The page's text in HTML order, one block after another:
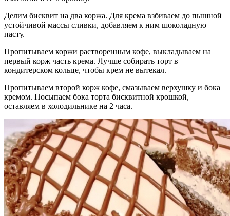
Делим бисквит на два коржа. Для крема взбиваем до пышной
устойчивой массы сливки, добавляем к ним шоколадную
пасту.
Пропитываем коржи растворенным кофе, выкладываем на
первый корж часть крема. Лучше собирать торт в
кондитерском кольце, чтобы крем не вытекал.
Пропитываем второй корж кофе, смазываем верхушку и бока
кремом. Посыпаем бока торта бисквитной крошкой,
оставляем в холодильнике на 2 часа.